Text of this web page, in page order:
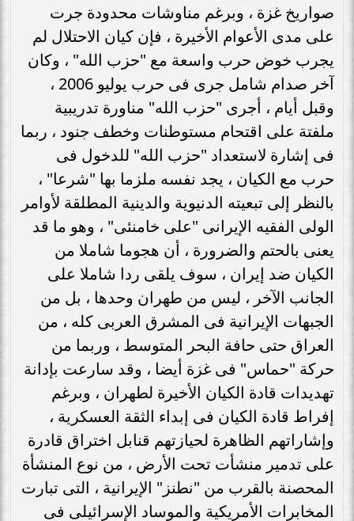
صواريخ غزة ، وبرغم مناوشات محدودة جرت
على مدى الأعوام الأخيرة ، فإن كيان الاحتلال لم
يجرب خوض حرب واسعة مع "حزب الله" ، وكان
آخر صدام شامل جرى فى حرب يوليو 2006 ،
وقبل أيام ، أجرى "حزب الله" مناورة تدريبية
ملفتة على اقتحام مستوطنات وخطف جنود ، ربما
فى إشارة لاستعداد "حزب الله" للدخول فى
حرب مع الكيان ، يجد نفسه ملزما بها "شرعا" ،
بالنظر إلى تبعيته الدنيوية والدينية المطلقة لأوامر
الولى الفقيه الإيرانى "على خامنئى" ، وهو ما قد
يعنى بالحتم والضرورة ، أن هجوما شاملا من
الكيان ضد إيران ، سوف يلقى ردا شاملا على
الجانب الآخر ، ليس من طهران وحدها ، بل من
الجبهات الإيرانية فى المشرق العربى كله ، من
العراق حتى حافة البحر المتوسط ، وربما من
حركة "حماس" فى غزة أيضا ، وقد سارعت بإدانة
تهديدات قادة الكيان الأخيرة لطهران ، وبرغم
إفراط قادة الكيان فى إبداء الثقة العسكرية ،
وإشاراتهم الظاهرة لحيازتهم قنابل اختراق قادرة
على تدمير منشأت تحت الأرض ، من نوع المنشأة
المحصنة بالقرب من "نطنز" الإيرانية ، التى تبارت
المخابرات الأمريكية والموساد الإسرائيلى فى